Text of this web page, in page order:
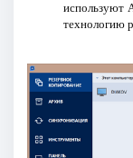
используют
технологию